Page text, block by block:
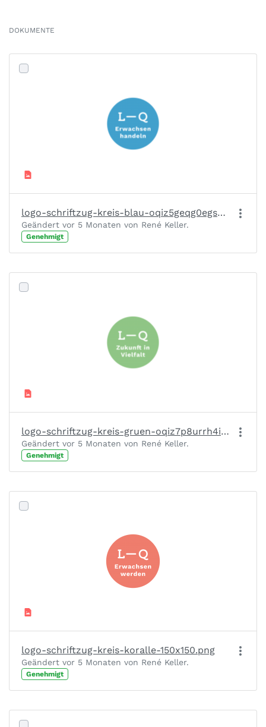
DOKUMENTE
logo-schriftzug-kreis-blau-oqiz5geqg0egs6lksy1sk9ciicuw3lsknbooz4quay.png
Geändert vor 5 Monaten von René Keller.
Genehmigt
logo-schriftzug-kreis-gruen-oqiz7p8urrh4inc5owzpioy5lhsghkphmfsg8xezfu.png
Geändert vor 5 Monaten von René Keller.
Genehmigt
logo-schriftzug-kreis-koralle-150x150.png
Geändert vor 5 Monaten von René Keller.
Genehmigt